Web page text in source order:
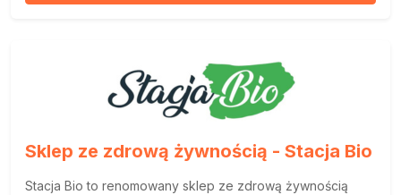
Sklep ze zdrową żywnością - Stacja Bio
Stacja Bio to renomowany sklep ze zdrową żywnością